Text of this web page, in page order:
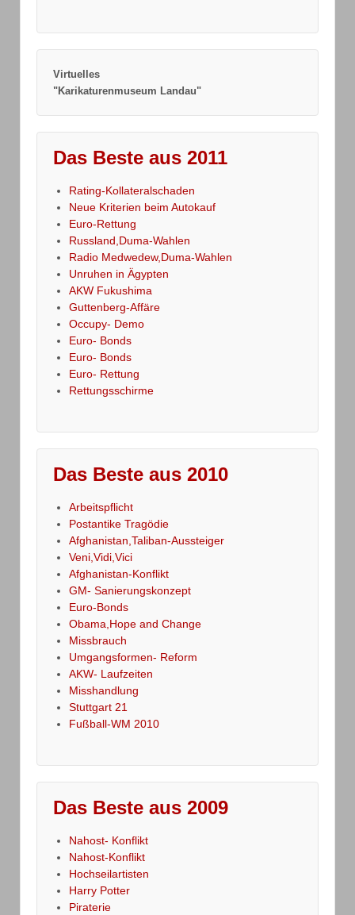
Virtuelles
"Karikaturenmuseum Landau"
Das Beste aus 2011
Rating-Kollateralschaden
Neue Kriterien beim Autokauf
Euro-Rettung
Russland,Duma-Wahlen
Radio Medwedew,Duma-Wahlen
Unruhen in Ägypten
AKW Fukushima
Guttenberg-Affäre
Occupy- Demo
Euro- Bonds
Euro- Bonds
Euro- Rettung
Rettungsschirme
Das Beste aus 2010
Arbeitspflicht
Postantike Tragödie
Afghanistan,Taliban-Aussteiger
Veni,Vidi,Vici
Afghanistan-Konflikt
GM- Sanierungskonzept
Euro-Bonds
Obama,Hope and Change
Missbrauch
Umgangsformen- Reform
AKW- Laufzeiten
Misshandlung
Stuttgart 21
Fußball-WM 2010
Das Beste aus 2009
Nahost- Konflikt
Nahost-Konflikt
Hochseilartisten
Harry Potter
Piraterie